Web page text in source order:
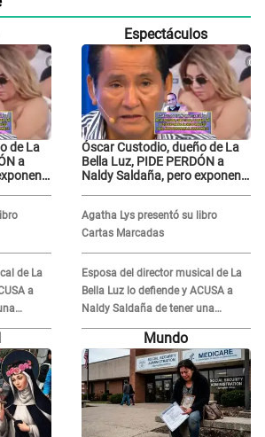
de La
a
de La
a
Espectáculos
Óscar Custodio, dueño de La
Bella Luz, PIDE PERDÓN a
Naldy Saldaña, pero exponen
grabar"
Agatha Lys presentó su libro
Cartas Marcadas
Esposa del director musical de La
Bella Luz lo defiende y ACUSA a
Naldy Saldaña de tener una
relación con él y otros integrantes
Mundo